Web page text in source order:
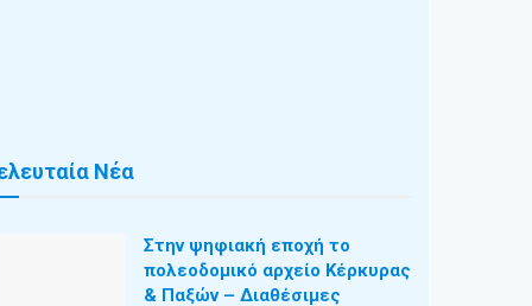
Νέα
Στην ψηφιακή εποχή το
πολεοδομικό αρχείο Κέρκυρας
& Παξών – Διαθέσιμες